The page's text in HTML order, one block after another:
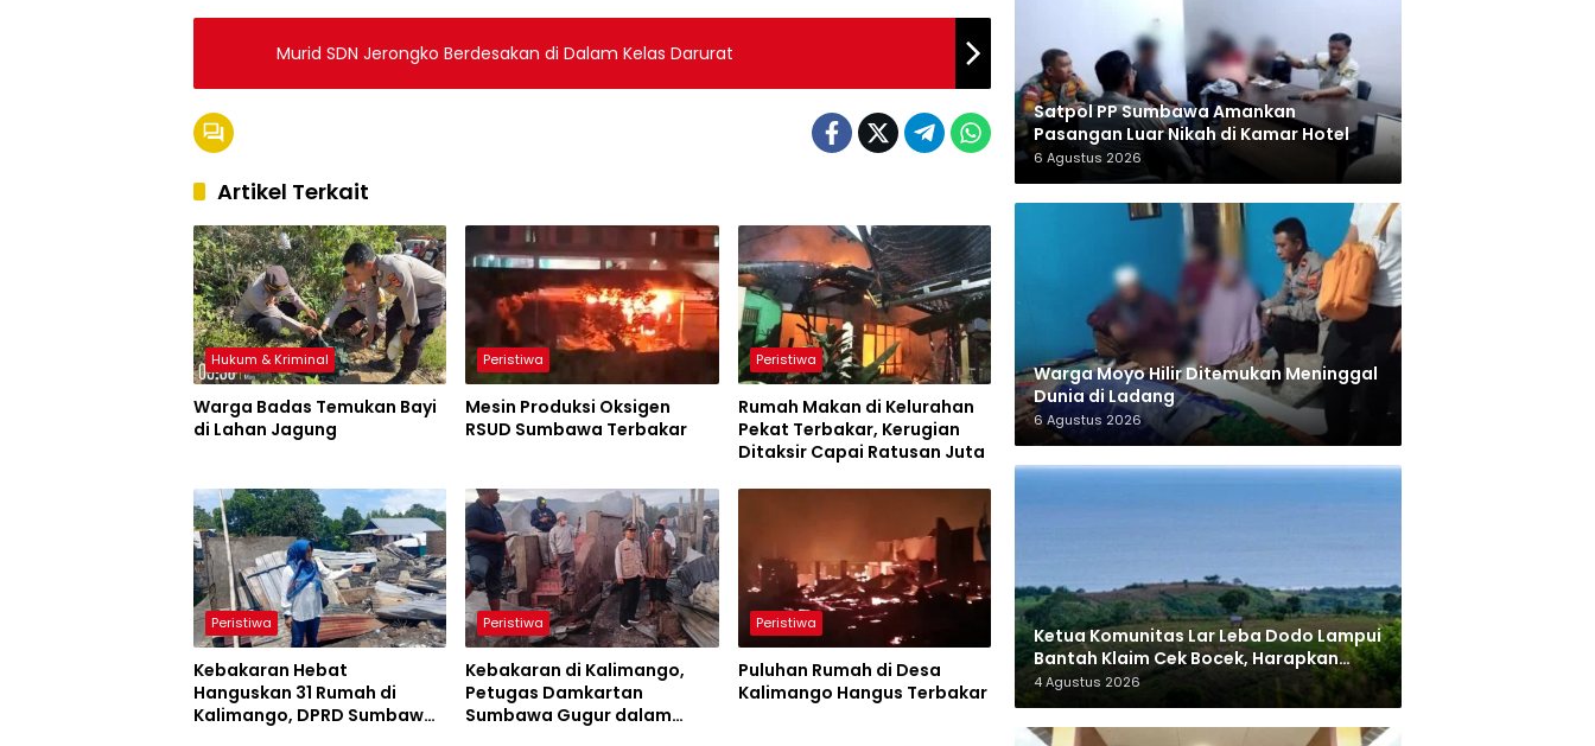
Murid SDN Jerongko Berdesakan di Dalam Kelas Darurat
Artikel Terkait
Hukum & Kriminal
Warga Badas Temukan Bayi
di Lahan Jagung
Peristiwa
Mesin Produksi Oksigen
RSUD Sumbawa Terbakar
Peristiwa
Rumah Makan di Kelurahan
Pekat Terbakar, Kerugian
Ditaksir Capai Ratusan Juta
Peristiwa
Kebakaran Hebat
Hanguskan 31 Rumah di
Kalimango, DPRD Sumbawa
Peristiwa
Kebakaran di Kalimango,
Petugas Damkartan
Sumbawa Gugur dalam
Peristiwa
Puluhan Rumah di Desa
Kalimango Hangus Terbakar
Satpol PP Sumbawa Amankan
Pasangan Luar Nikah di Kamar Hotel
6 Agustus 2026
Warga Moyo Hilir Ditemukan Meninggal
Dunia di Ladang
6 Agustus 2026
Ketua Komunitas Lar Leba Dodo Lampui
Bantah Klaim Cek Bocek, Harapkan
AMMAN Beri Akses ke Makam Leluhur
4 Agustus 2026